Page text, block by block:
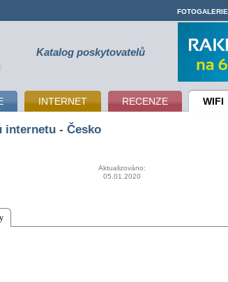
Katalog poskytovatelů
INTERNET RECENZE WIFI
FOTOGALERIE
internetu - Česko
Aktualizováno:
05.01.2020